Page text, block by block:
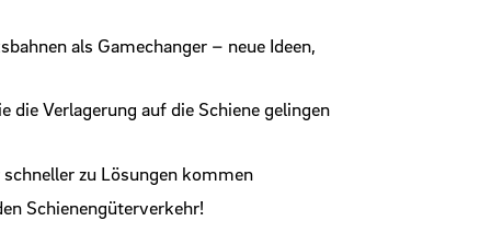
als Gamechanger – neue Ideen,
Verlagerung auf die Schiene gelingen
zu Lösungen kommen
Schienengüterverkehr!